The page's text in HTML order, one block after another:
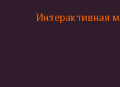
Интерактивная